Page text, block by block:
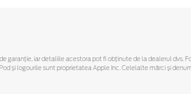
garanție, iar detaliile acestora pot fi obținute de la dealerul dvs.
și logourile sunt proprietatea Apple Inc. Celelalte mărci și